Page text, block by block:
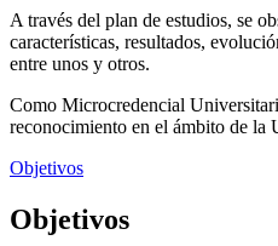
A través del plan de estudios, se
características, resultados,
entre unos y otros.
Como Microcredencial
reconocimiento en el ámbito de la
Objetivos
Objetivos